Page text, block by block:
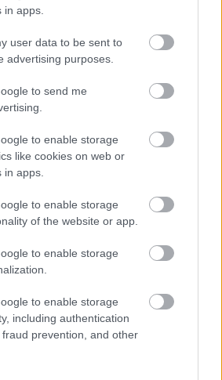
in apps.
user data to be sent to
advertising purposes.
to send me
to enable storage
like cookies on web or
in apps.
to enable storage
of the website or app.
to enable storage
to enable storage
including authentication
prevention, and other
nem csak ezért szerettük,
Szeretnénk most is, ha hagyná.
nem abból a fából faragták,
lehetne. Különben sincs
platinából. Valószínűleg csak
védheti meg magát az
a kisvárosi köldökzsinór ne
a fel-felcsapó flekkenszag ne
Pedig sokszor jól esett volna
kacsintani. Szólhatnák
Jenő javaslatára nézőtéri
sétatéri színházban, majd
hogy tekintetével öl, egy-egy
bácsi, ígérjük jók
a nyolcvanötödik